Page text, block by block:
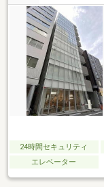
24時間セキュリティ
エレベーター